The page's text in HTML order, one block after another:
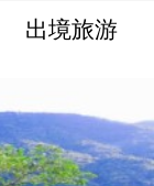
出境旅游